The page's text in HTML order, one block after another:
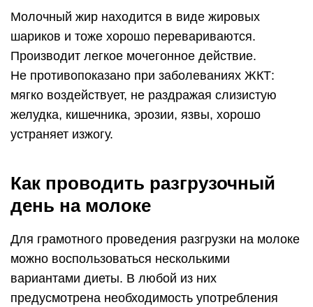
Молочный жир находится в виде жировых
шариков и тоже хорошо перевариваются.
Производит легкое мочегонное действие.
Не противопоказано при заболеваниях ЖКТ:
мягко воздействует, не раздражая слизистую
желудка, кишечника, эрозии, язвы, хорошо
устраняет изжогу.
Как проводить разгрузочный
день на молоке
Для грамотного проведения разгрузки на молоке
можно воспользоваться несколькими
вариантами диеты. В любой из них
предусмотрена необходимость употребления